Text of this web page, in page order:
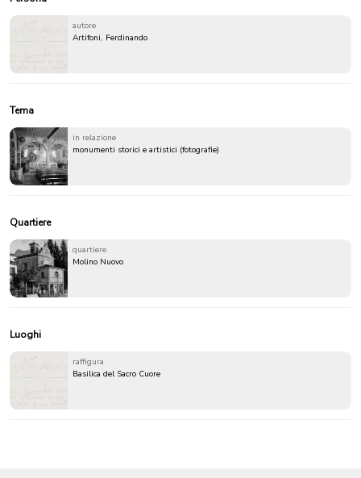
autore
Artifoni, Ferdinando
Tema
in relazione
monumenti storici e artistici (fotografie)
Quartiere
quartiere
Molino Nuovo
Luoghi
raffigura
Basilica del Sacro Cuore